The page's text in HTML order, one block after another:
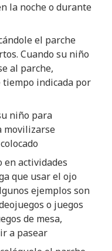
la noche o durante
el parche
Cuando su niño
al parche,
tiempo indicada por
niño para
movilizarse
en actividades
que usar el ojo
ejemplos son
o juegos
de mesa,
a pasear